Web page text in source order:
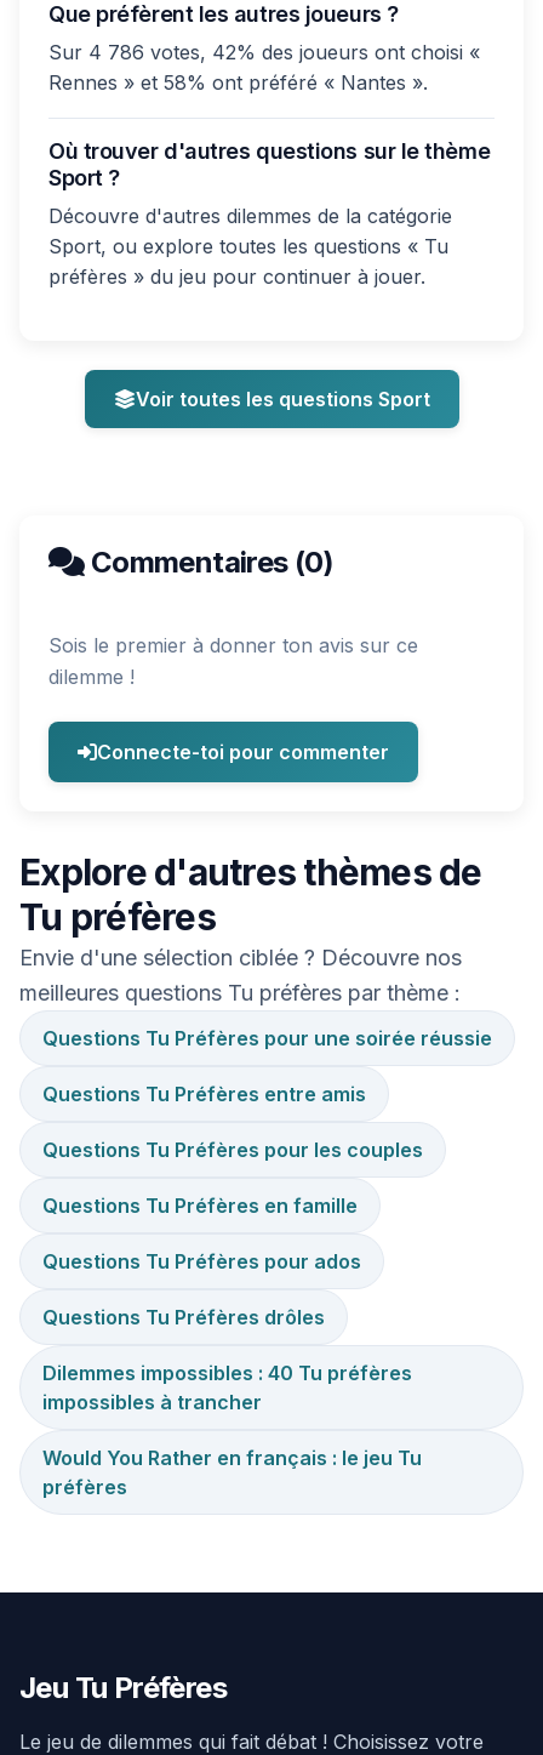
Que préfèrent les autres joueurs ?
Sur 4 786 votes, 42% des joueurs ont choisi «
Rennes » et 58% ont préféré « Nantes ».
Où trouver d'autres questions sur le thème
Sport ?
Découvre d'autres dilemmes de la catégorie
Sport, ou explore toutes les questions « Tu
préfères » du jeu pour continuer à jouer.
Voir toutes les questions Sport
Commentaires (0)
Sois le premier à donner ton avis sur ce
dilemme !
Connecte-toi pour commenter
Explore d'autres thèmes de
Tu préfères
Envie d'une sélection ciblée ? Découvre nos
meilleures questions Tu préfères par thème :
Questions Tu Préfères pour une soirée réussie
Questions Tu Préfères entre amis
Questions Tu Préfères pour les couples
Questions Tu Préfères en famille
Questions Tu Préfères pour ados
Questions Tu Préfères drôles
Dilemmes impossibles : 40 Tu préfères
impossibles à trancher
Would You Rather en français : le jeu Tu
préfères
Jeu Tu Préfères
Le jeu de dilemmes qui fait débat ! Choisissez votre